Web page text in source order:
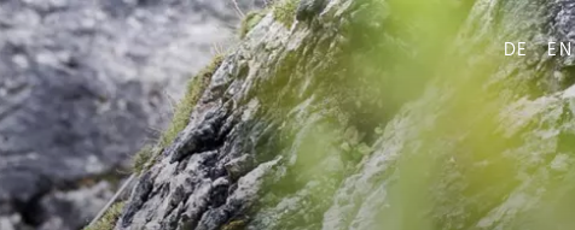
DE EN